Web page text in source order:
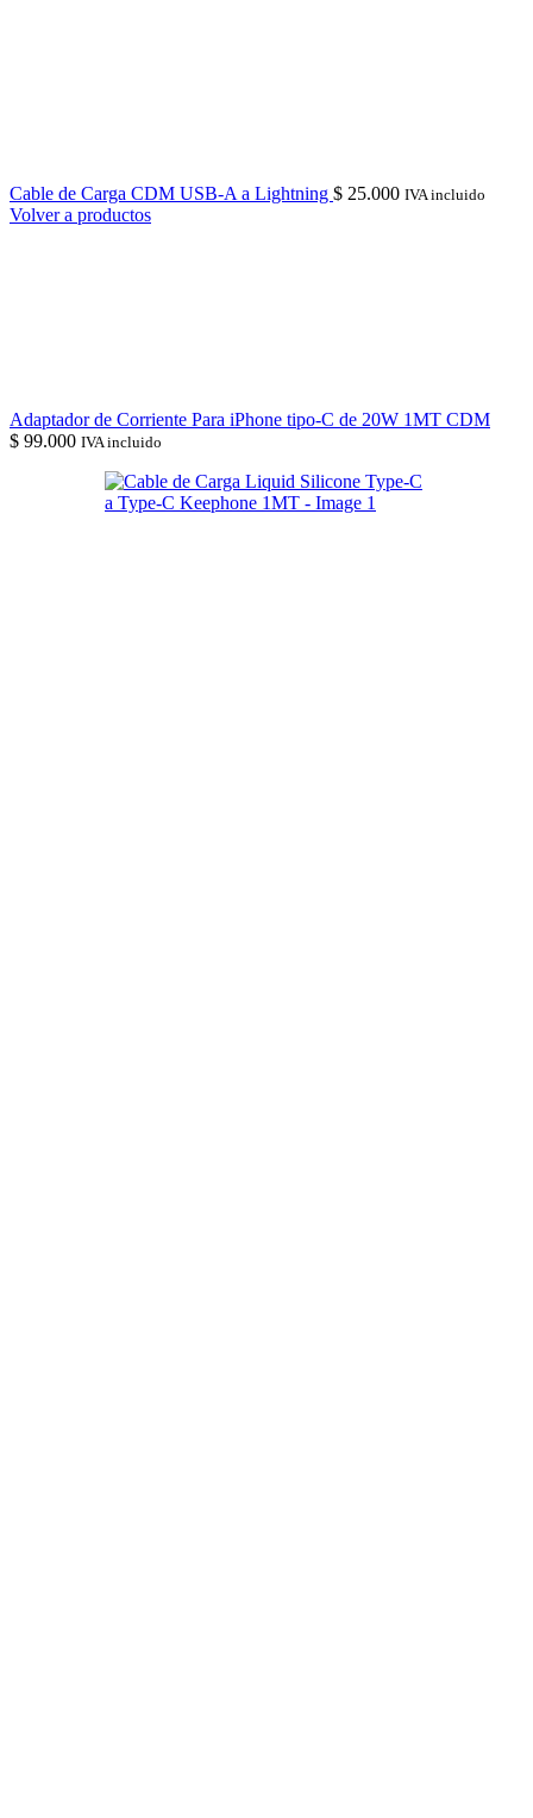
Cable de Carga CDM USB-A a Lightning $ 25.000 IVA incluido
Volver a productos
Adaptador de Corriente Para iPhone tipo-C de 20W 1MT CDM
$ 99.000 IVA incluido